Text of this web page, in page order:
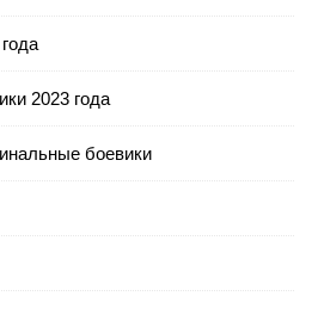
2023 года
боевики